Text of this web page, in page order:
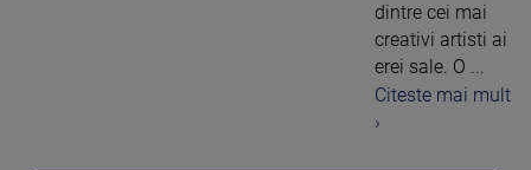
dintre cei mai
creativi artisti ai
erei sale. O ...
Citeste mai mult
›